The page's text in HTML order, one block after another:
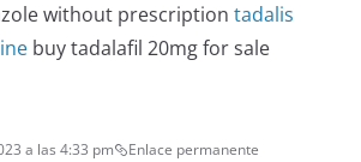
without prescription tadalis
buy tadalafil 20mg for sale
a las 4:33 pm Enlace permanente